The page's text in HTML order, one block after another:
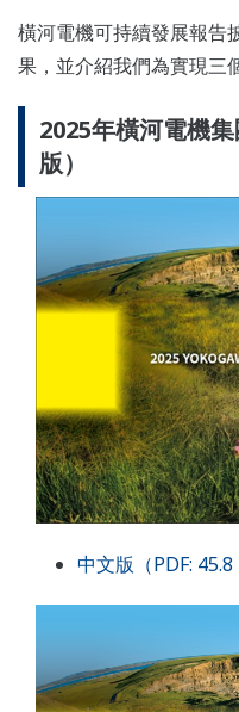
橫河電機可持續發展報告
果，並介紹我們為實現三
2025年橫河電機
版）
中文版（PDF: 45.8